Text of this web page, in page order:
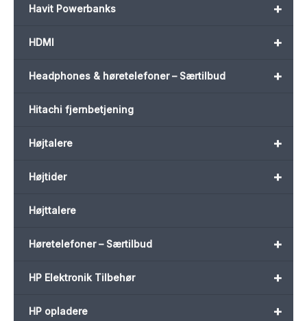
+
Havit Powerbanks
+
HDMI
+
Headphones & høretelefoner – Særtilbud
Hitachi fjernbetjening
+
Højtalere
+
Højtider
Højttalere
+
Høretelefoner – Særtilbud
+
HP Elektronik Tilbehør
+
HP opladere